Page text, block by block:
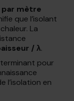
mètre
que l’isolant
La
/ λ.
pour
l’isolation en